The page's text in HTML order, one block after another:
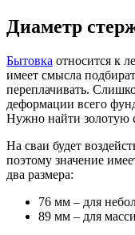
Диаметр
Бытовка относится к
имеет смысла
переплачивать.
деформации всего
Нужно найти золотую
На сваи будет
поэтому значение
два размера:
76 мм – для
89 мм – для